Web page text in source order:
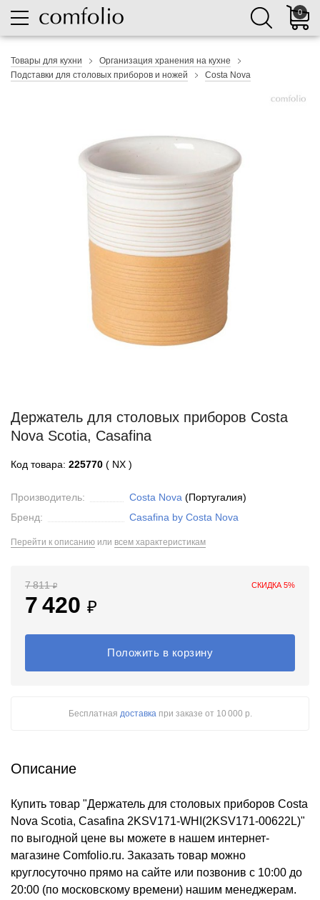
0
Товары для кухни
Организация хранения на кухне
Подставки для столовых приборов и ножей
Costa Nova
Держатель для столовых приборов Costa
Nova Scotia, Casafina
Код товара: 225770 ( NX )
Производитель: Costa Nova (Португалия)
Бренд:
Casafina by Costa Nova
Перейти к описанию или всем характеристикам
СКИДКА 5%
7 811₽
7 420 ₽
Положить в корзину
Бесплатная доставкапри заказе от 10 000 р.
Описание
Купить товар "Держатель для столовых приборов Costa
Nova Scotia, Casafina 2KSV171-WHI(2KSV171-00622L)"
по выгодной цене вы можете в нашем интернет-
магазине Comfolio.ru. Заказать товар можно
круглосуточно прямо на сайте или позвонив с 10:00 до
20:00 (по московскому времени) нашим менеджерам.